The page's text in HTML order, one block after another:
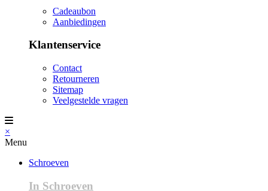
Cadeaubon
Aanbiedingen
Klantenservice
Contact
Retourneren
Sitemap
Veelgestelde vragen
×
Menu
Schroeven
In Schroeven